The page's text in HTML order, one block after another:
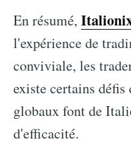
En résumé,
l'expérience de
conviviale, les
existe certains défis
globaux font de
d'efficacité.